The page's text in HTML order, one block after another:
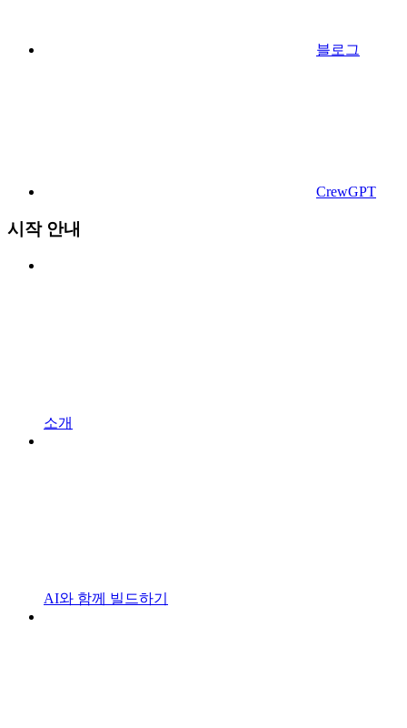
블로그
CrewGPT
시작 안내
소개
AI와 함께 빌드하기